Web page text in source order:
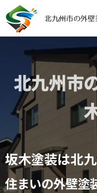
北九州市の外
北九州市
坂木塗装は北
住まいの外壁塗